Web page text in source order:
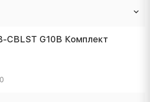
CBLST G10B Комплект